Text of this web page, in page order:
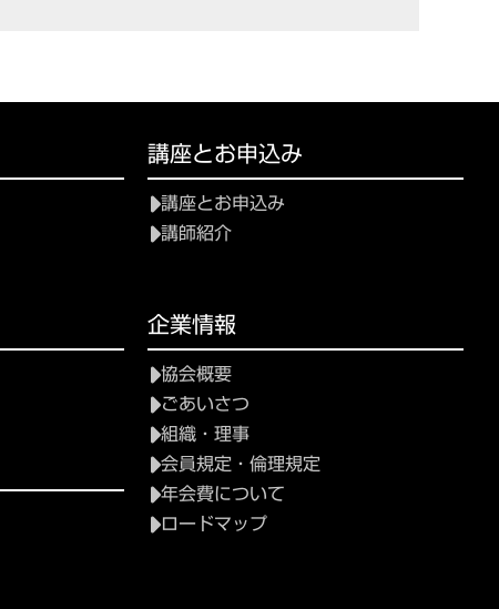
講座とお申込み
講座とお申込み
講師紹介
企業情報
協会概要
ごあいさつ
組織・理事
会員規定・倫理規定
年会費について
ロードマップ